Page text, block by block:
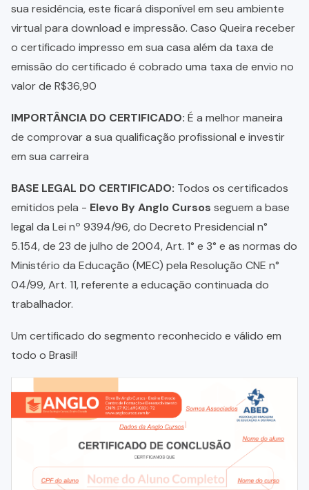
sua residência, este ficará disponível em seu ambiente
virtual para download e impressão. Caso Queira receber
o certificado impresso em sua casa além da taxa de
emissão do certificado é cobrado uma taxa de envio no
valor de R$36,90
IMPORTÂNCIA DO CERTIFICADO: É a melhor maneira
de comprovar a sua qualificação profissional e investir
em sua carreira
BASE LEGAL DO CERTIFICADO: Todos os certificados
emitidos pela - Elevo By Anglo Cursos seguem a base
legal da Lei nº 9394/96, do Decreto Presidencial n°
5.154, de 23 de julho de 2004, Art. 1° e 3° e as normas do
Ministério da Educação (MEC) pela Resolução CNE n°
04/99, Art. 11, referente a educação continuada do
trabalhador.
Um certificado do segmento reconhecido e válido em
todo o Brasil!